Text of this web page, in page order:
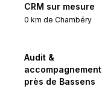
CRM sur mesure
0 km de Chambéry
Audit &
accompagnement
près de Bassens